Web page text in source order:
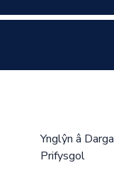
Ynglŷn â
Prifysgol